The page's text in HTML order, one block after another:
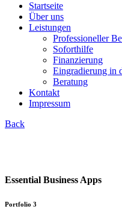
Startseite
Über uns
Leistungen
Professioneller
Soforthilfe
Finanzierung
Eingradierung in
Beratung
Kontakt
Impressum
Back
Essential Business Apps
Portfolio 3